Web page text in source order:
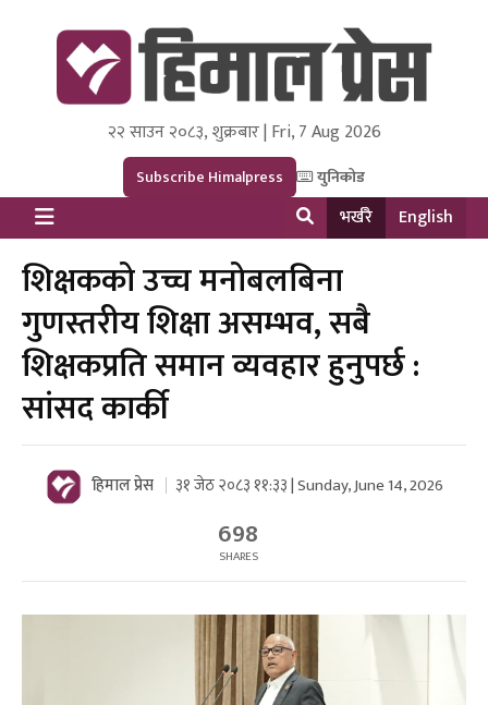
Himal Press
Dot NewsyNepal Media and Research Pvt Ltd.
२२ साउन २०८३, शुक्रबार | Fri, 7 Aug 2026
Subscribe Himalpress युनिकोड
भर्खरै English
शिक्षकको उच्च मनोबलबिना
गुणस्तरीय शिक्षा असम्भव, सबै
शिक्षकप्रति समान व्यवहार हुनुपर्छ :
सांसद कार्की
हिमाल प्रेस ३१ जेठ २०८३ ११:३३ | Sunday, June 14, 2026
698
SHARES